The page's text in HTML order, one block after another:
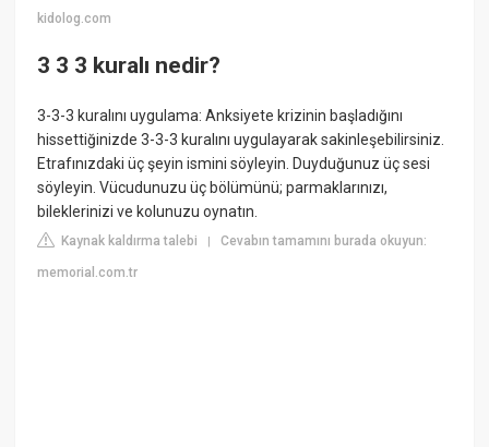
kidolog.com
3 3 3 kuralı nedir?
3-3-3 kuralını uygulama: Anksiyete krizinin başladığını
hissettiğinizde 3-3-3 kuralını uygulayarak sakinleşebilirsiniz.
Etrafınızdaki üç şeyin ismini söyleyin. Duyduğunuz üç sesi
söyleyin. Vücudunuzu üç bölümünü; parmaklarınızı,
bileklerinizi ve kolunuzu oynatın.
Kaynak kaldırma talebi |Cevabın tamamını burada okuyun:
memorial.com.tr